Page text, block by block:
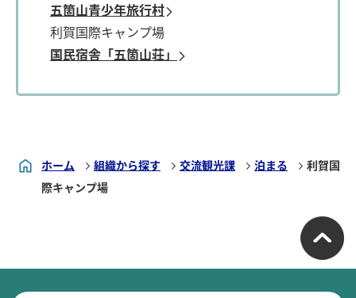
五箇山青少年旅行村
利賀国際キャンプ場
国民宿舎「五箇山荘」
ホーム 組織から探す 交流観光課 泊まる
利賀国
際キャンプ場